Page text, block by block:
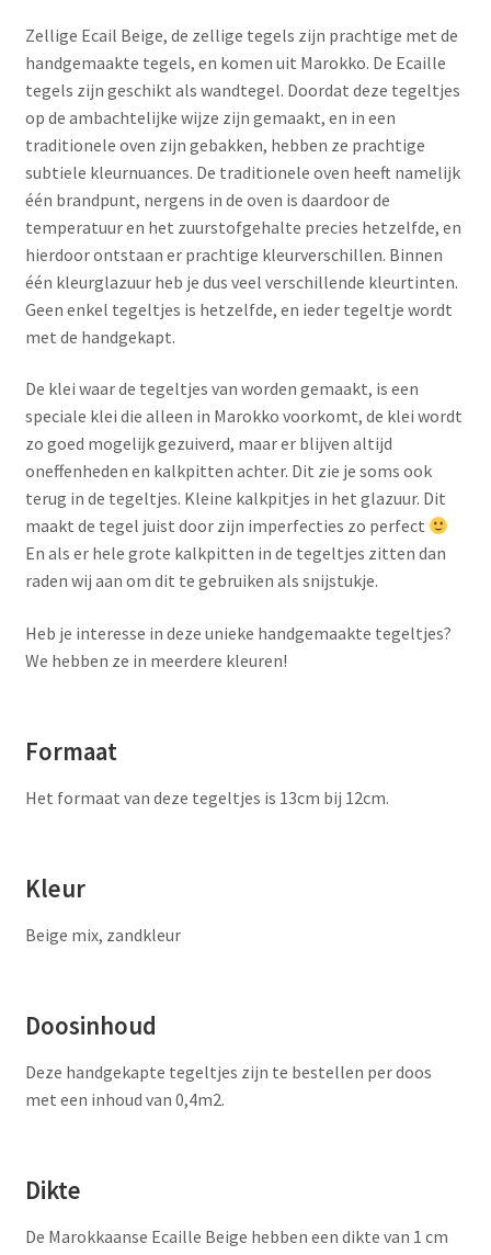
Zellige Ecail Beige, de zellige tegels zijn prachtige met de
handgemaakte tegels, en komen uit Marokko. De Ecaille
tegels zijn geschikt als wandtegel. Doordat deze tegeltjes
op de ambachtelijke wijze zijn gemaakt, en in een
traditionele oven zijn gebakken, hebben ze prachtige
subtiele kleurnuances. De traditionele oven heeft namelijk
één brandpunt, nergens in de oven is daardoor de
temperatuur en het zuurstofgehalte precies hetzelfde, en
hierdoor ontstaan er prachtige kleurverschillen. Binnen
één kleurglazuur heb je dus veel verschillende kleurtinten.
Geen enkel tegeltjes is hetzelfde, en ieder tegeltje wordt
met de handgekapt.
De klei waar de tegeltjes van worden gemaakt, is een
speciale klei die alleen in Marokko voorkomt, de klei wordt
zo goed mogelijk gezuiverd, maar er blijven altijd
oneffenheden en kalkpitten achter. Dit zie je soms ook
terug in de tegeltjes. Kleine kalkpitjes in het glazuur. Dit
maakt de tegel juist door zijn imperfecties zo perfect
En als er hele grote kalkpitten in de tegeltjes zitten dan
raden wij aan om dit te gebruiken als snijstukje.
Heb je interesse in deze unieke handgemaakte tegeltjes?
We hebben ze in meerdere kleuren!
Formaat
Het formaat van deze tegeltjes is 13cm bij 12cm.
Kleur
Beige mix, zandkleur
Doosinhoud
Deze handgekapte tegeltjes zijn te bestellen per doos
met een inhoud van 0,4m2.
Dikte
De Marokkaanse Ecaille Beige hebben een dikte van 1 cm